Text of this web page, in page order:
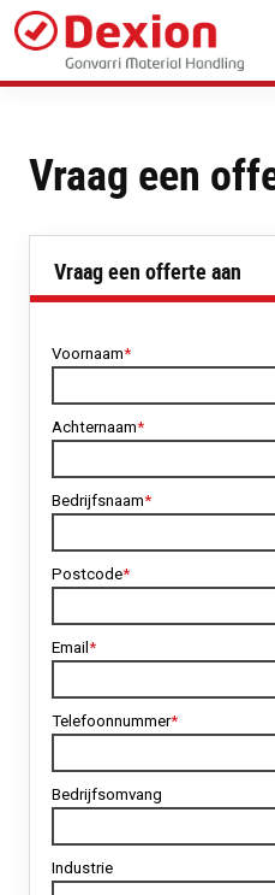
Skip
main
content
Vraag een
Vraag een offerte aan